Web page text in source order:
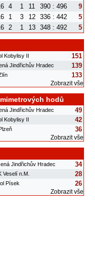
4 1 11 390 : 496
9
1 3 12 336 : 442
5
2 1 13 348 : 492 5
Kobylisy II
151
Jindřichův Hradec
139
133
Zobrazit vše
hodů
Jindřichův Hradec
49
Kobylisy II
42
36
Zobrazit vše
Jindřichův Hradec
34
Veselí n.M.
28
Písek 26
Zobrazit vše